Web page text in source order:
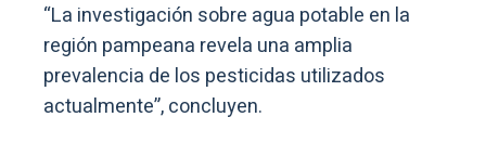
“La investigación sobre agua potable en la
región pampeana revela una amplia
prevalencia de los pesticidas utilizados
actualmente”, concluyen.